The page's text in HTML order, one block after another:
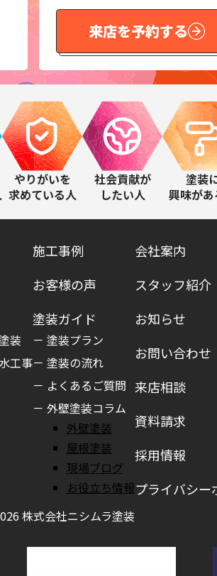
来店を予約する
やりがいを
求めている人
社会貢献が
したい人
塗装
興味が
装
工事
施工事例
お客様の声
塗装ガイド
塗装プラン
塗装の流れ
よくあるご質問
外壁塗装コラム
外壁塗装
屋根塗装
現場ブログ
お役立ち情報
会社案内
スタッフ紹介
お知らせ
お問い合わせ
来店相談
資料請求
採用情報
プライバシー
株式会社ニシムラ塗装